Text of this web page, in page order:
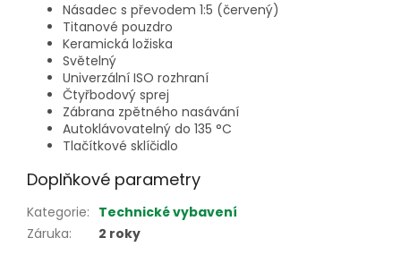
Násadec s převodem 1:5 (červený)
Titanové pouzdro
Keramická ložiska
Světelný
Univerzální ISO rozhraní
Čtyřbodový sprej
Zábrana zpětného nasávání
Autoklávovatelný do 135 °C
Tlačítkové sklíčidlo
Doplňkové parametry
Kategorie: Technické vybavení
Záruka: 2 roky